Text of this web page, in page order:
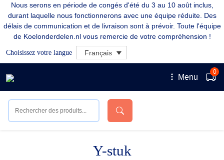
Nous serons en période de congés d'été du 3 au 10 août inclus,
durant laquelle nous fonctionnerons avec une équipe réduite. Des
délais de communication et de livraison sont à prévoir. Toute l'équipe
de Koelonderdelen.nl vous remercie de votre compréhension !
Choisissez votre langue Français
Menu
0
Y-stuk